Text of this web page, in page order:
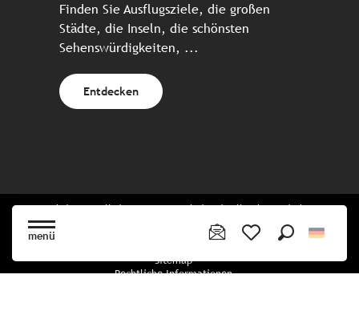
menü
Finden Sie Ausflugsziele, die großen
Städte, die Inseln, die schönsten
Sehenswürdigkeiten, ...
Entdecken
Website erstellt in Zusammenarbeit mit allen bretonischen
Tourismuspartnern
Sitemap
Rechtliche Informationen